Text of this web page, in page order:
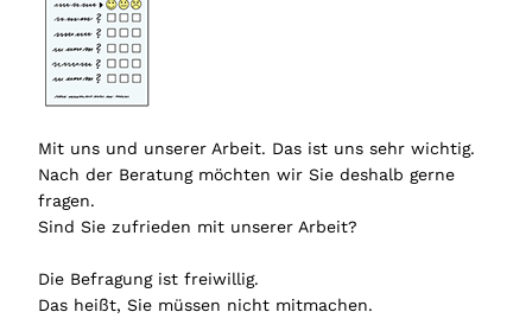
Mit uns und unserer Arbeit. Das ist uns sehr wichtig.
Nach der Beratung möchten wir Sie deshalb gerne
fragen.
Sind Sie zufrieden mit unserer Arbeit?
Die Befragung ist freiwillig.
Das heißt, Sie müssen nicht mitmachen.